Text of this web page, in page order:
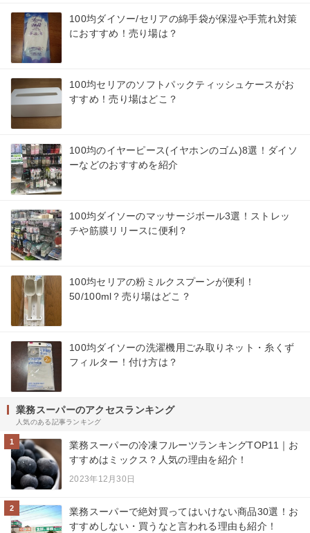
100均ダイソー/セリアの綿手袋が保湿や手荒れ対策
におすすめ！売り場は？
100均セリアのソフトパックティッシュケースがお
すすめ！売り場はどこ？
100均のイヤーピース(イヤホンのゴム)8選！ダイソ
ーなどのおすすめを紹介
100均ダイソーのマッサージボール3選！ストレッ
チや筋膜リリースに便利？
100均セリアの粉ミルクスプーンが便利！
50/100ml？売り場はどこ？
100均ダイソーの洗濯機用ごみ取りネット・糸くず
フィルター！付け方は？
業務スーパーのアクセスランキング
人気のある記事ランキング
1
業務スーパーの冷凍フルーツランキングTOP11｜お
すすめはミックス？人気の理由を紹介！
2023年12月30日
2
業務スーパーで絶対買ってはいけない商品30選！お
すすめしない・買うなと言われる理由も紹介！